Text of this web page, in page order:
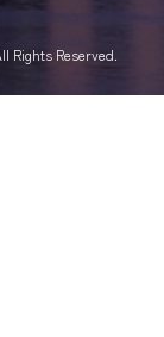
Rights Reserved.